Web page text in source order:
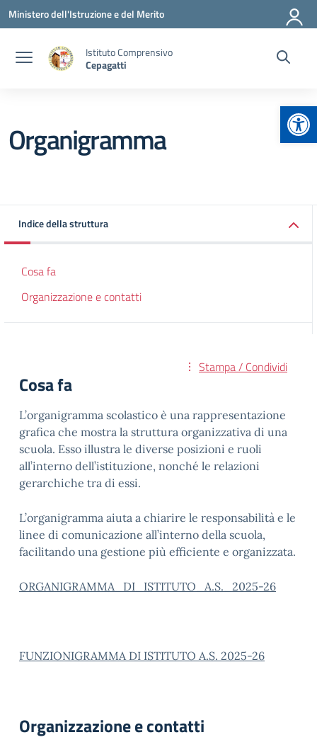
Vai ai contenuti
Vai al menu di navigazione
Vai al footer
Ministero dell'Istruzione e del Merito
Istituto Comprensivo
Cepagatti
Organigramma
Indice della struttura
Cosa fa
Organizzazione e contatti
Stampa / Condividi
Cosa fa
L’organigramma scolastico è una rappresentazione
grafica che mostra la struttura organizzativa di una
scuola. Esso illustra le diverse posizioni e ruoli
all’interno dell’istituzione, nonché le relazioni
gerarchiche tra di essi.
L’organigramma aiuta a chiarire le responsabilità e le
linee di comunicazione all’interno della scuola,
facilitando una gestione più efficiente e organizzata.
ORGANIGRAMMA_DI_ISTITUTO_A.S._2025-26
FUNZIONIGRAMMA DI ISTITUTO A.S. 2025-26
Organizzazione e contatti